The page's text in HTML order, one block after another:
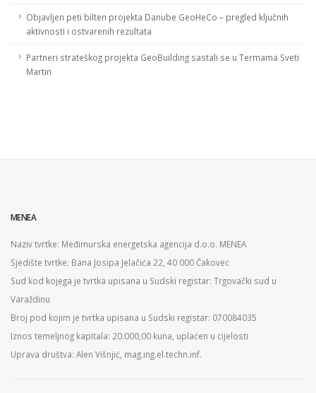
Objavljen peti bilten projekta Danube GeoHeCo – pregled ključnih
aktivnosti i ostvarenih rezultata
Partneri strateškog projekta GeoBuilding sastali se u Termama Sveti
Martin
MENEA
Naziv tvrtke: Međimurska energetska agencija d.o.o. MENEA
Sjedište tvrtke: Bana Josipa Jelačića 22, 40 000 Čakovec
Sud kod kojega je tvrtka upisana u Sudski registar: Trgovački sud u
Varaždinu
Broj pod kojim je tvrtka upisana u Sudski registar: 070084035
Iznos temeljnog kapitala: 20.000,00 kuna, uplaćen u cijelosti
Uprava društva: Alen Višnjić, mag.ing.el.techn.inf.